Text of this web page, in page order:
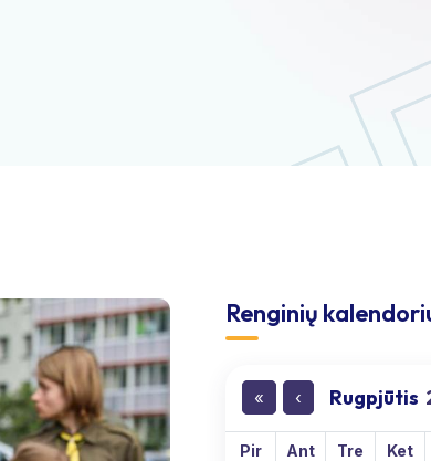
Renginių
« ‹ Rugpjūtis
Pir Ant Tre Ket